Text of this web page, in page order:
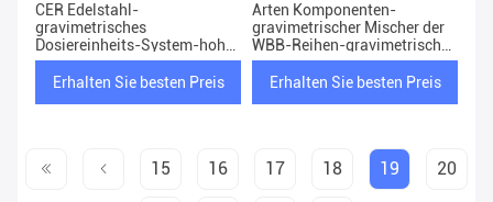
CER Edelstahl-
gravimetrisches
Dosiereinheits-System-hohe
Präzision
Erhalten Sie besten Preis
Arten Komponenten-
gravimetrischer Mischer der
WBB-Reihen-gravimetrische
Reihen-Mischmaschinen-6
Erhalten Sie besten Preis
15 16 17 18 19 20